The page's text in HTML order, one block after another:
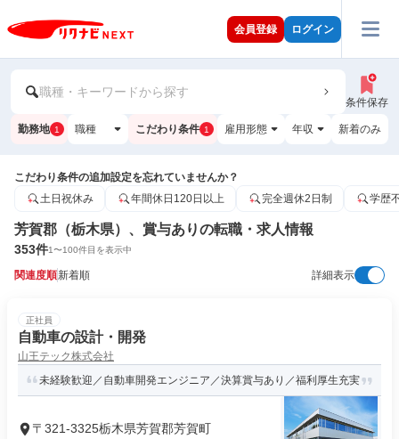
会員登録 ログイン
職種・キーワードから探す
条件保存
勤務地 1 職種 こだわり条件 1 雇用形態 年収 新着のみ
こだわり条件の追加設定を忘れていませんか？
土日祝休み
年間休日120日以上 完全週休2日制 学歴
芳賀郡（栃木県）、賞与ありの転職・求人情報
353件1〜100件目を表示中
関連度順新着順 詳細表示
正社員
自動車の設計・開発
山王テック株式会社
未経験歓迎／自動車開発エンジニア／決算賞与あり／福利厚生充実
〒321-3325栃木県芳賀郡芳賀町